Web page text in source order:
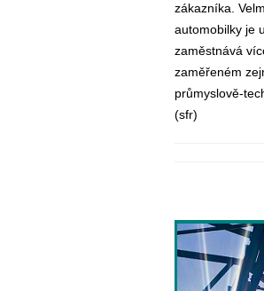
zákazníka.
automobilky je
zaměstnává
zaměřeném
průmyslově-
(sfr)